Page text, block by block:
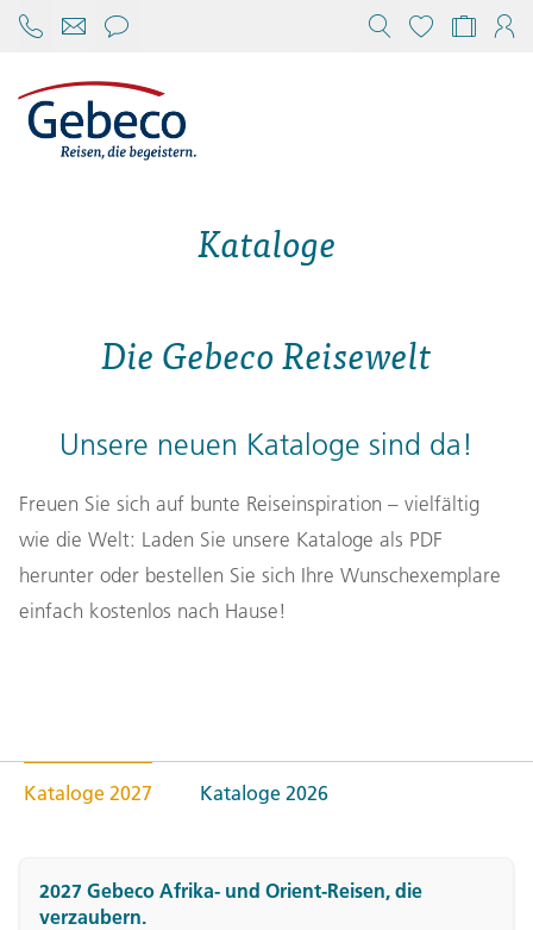
Chat öffnen Mein
Kataloge
Die Gebeco Reisewelt
Unsere neuen Kataloge sind da!
Freuen Sie sich auf bunte Reiseinspiration – vielfältig
wie die Welt: Laden Sie unsere Kataloge als PDF
herunter oder bestellen Sie sich Ihre Wunschexemplare
einfach kostenlos nach Hause!
Kataloge 2027 Kataloge 2026
2027 Gebeco Afrika- und Orient-Reisen, die
verzaubern.